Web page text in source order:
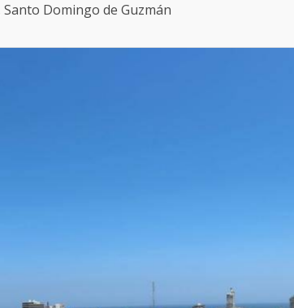
Santo Domingo de Guzmán